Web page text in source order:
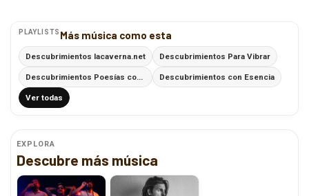
PLAYLISTS Más música como esta
Descubrimientos lacaverna.net Descubrimientos Para Vibrar
Descubrimientos con Esencia
Ver todas
EXPLORA
Descubre más música